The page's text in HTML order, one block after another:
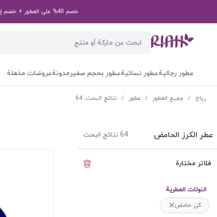
خصم 40% على العطور + خصم إضافي بقيمة 50 درهم إماراتي على طلبك الأول! رمز الخصم الخاص بك: first50aed
عطور رجاليةعطور نسائيةعطور بحجم صغيرمدونةعروضات مذهلة
ریاح / جميع العطور / عطور / نتائج البحث: 64
عطر الكرز الحامض 64 نتائج البحث
فلاتر مختارة
النوتات العطرية
كرز حامض